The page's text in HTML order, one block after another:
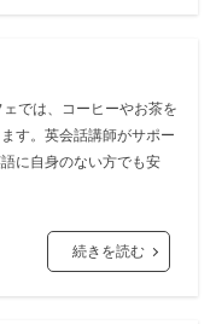
では、コーヒーやお茶を
す。英会話講師がサポー
に自身のない方でも安
続きを読む